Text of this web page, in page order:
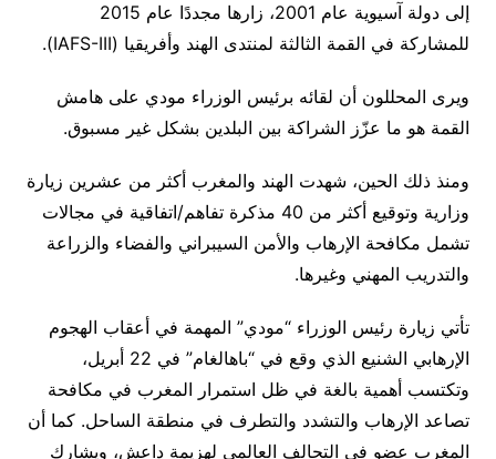
إلى دولة آسيوية عام 2001، زارها مجددًا عام 2015
للمشاركة في القمة الثالثة لمنتدى الهند وأفريقيا (IAFS-III).
ويرى المحللون أن لقائه برئيس الوزراء مودي على هامش
القمة هو ما عزّز الشراكة بين البلدين بشكل غير مسبوق.
ومنذ ذلك الحين، شهدت الهند والمغرب أكثر من عشرين زيارة
وزارية وتوقيع أكثر من 40 مذكرة تفاهم/اتفاقية في مجالات
تشمل مكافحة الإرهاب والأمن السيبراني والفضاء والزراعة
والتدريب المهني وغيرها.
تأتي زيارة رئيس الوزراء “مودي” المهمة في أعقاب الهجوم
الإرهابي الشنيع الذي وقع في “باهالغام” في 22 أبريل،
وتكتسب أهمية بالغة في ظل استمرار المغرب في مكافحة
تصاعد الإرهاب والتشدد والتطرف في منطقة الساحل. كما أن
المغرب عضو في التحالف العالمي لهزيمة داعش، ويشارك